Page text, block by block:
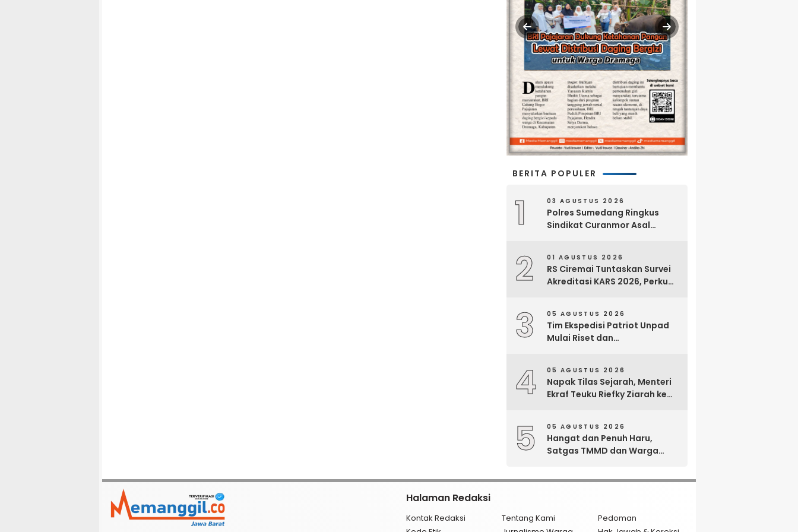
BERITA POPULER
1 03 AGUSTUS 2026
Polres Sumedang Ringkus
Sindikat Curanmor Asal
2 01 AGUSTUS 2026
RS Ciremai Tuntaskan Survei
Akreditasi KARS 2026, Perkuat
3 05 AGUSTUS 2026
Tim Ekspedisi Patriot Unpad
Mulai Riset dan
Tomage, Fakfak
4 05 AGUSTUS 2026
Napak Tilas Sejarah, Menteri
Ekraf Teuku Riefky Ziarah ke
5 05 AGUSTUS 2026
Hangat dan Penuh Haru,
Satgas TMMD dan Warga
Halaman Redaksi
Kontak Redaksi Tentang Kami
Pedoman